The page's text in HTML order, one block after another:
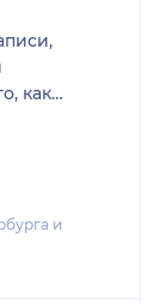
как
приятные
и